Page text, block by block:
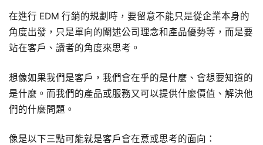
在進行 EDM 行銷的規劃時，要留意不能只是從企業本身的
角度出發，只是單向的闡述公司理念和產品優勢等，而是要
站在客戶、讀者的角度來思考。
想像如果我們是客戶，我們會在乎的是什麼、會想要知道的
是什麼。而我們的產品或服務又可以提供什麼價值、解決他
們的什麼問題。
像是以下三點可能就是客戶會在意或思考的面向：